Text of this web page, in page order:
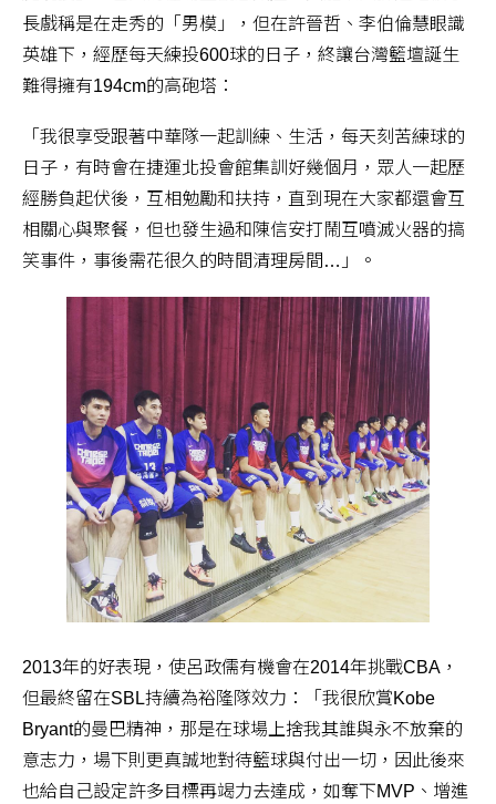
長戲稱是在走秀的「男模」，但在許晉哲、李伯倫慧眼識
英雄下，經歷每天練投600球的日子，終讓台灣籃壇誕生
難得擁有194cm的高砲塔：
「我很享受跟著中華隊一起訓練、生活，每天刻苦練球的
日子，有時會在捷運北投會館集訓好幾個月，眾人一起歷
經勝負起伏後，互相勉勵和扶持，直到現在大家都還會互
相關心與聚餐，但也發生過和陳信安打鬧互噴滅火器的搞
笑事件，事後需花很久的時間清理房間…」。
2013年的好表現，使呂政儒有機會在2014年挑戰CBA，
但最終留在SBL持續為裕隆隊效力：「我很欣賞Kobe
Bryant的曼巴精神，那是在球場上捨我其誰與永不放棄的
意志力，場下則更真誠地對待籃球與付出一切，因此後來
也給自己設定許多目標再竭力去達成，如奪下MVP、增進